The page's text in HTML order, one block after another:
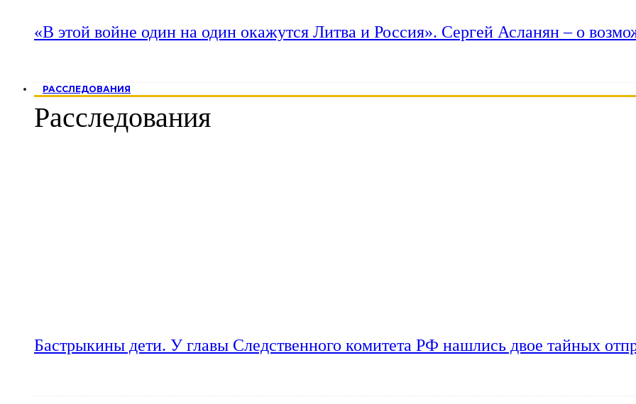
«В этой войне один на один окажутся Литва и Россия». Сергей Асланян – о
РАССЛЕДОВАНИЯ
Расследования
Бастрыкины дети. У главы Следственного комитета РФ нашлись двое тайных